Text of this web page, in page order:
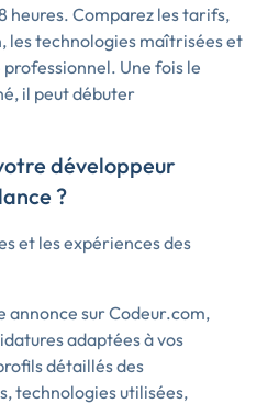
heures. Comparez les tarifs,
les technologies maîtrisées et
professionnel. Une fois le
il peut débuter
développeur
?
et les expériences des
annonce sur Codeur.com,
adaptées à vos
détaillés des
technologies utilisées,